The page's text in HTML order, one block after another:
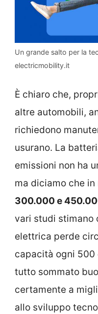
Un grande salto per la
electricmobility.it
È chiaro che,
altre automobili,
richiedono
usurano. La
emissioni non ha
ma diciamo che in
300.000 e
vari studi stimano
elettrica perde
capacità ogni
tutto sommato
certamente a
allo sviluppo